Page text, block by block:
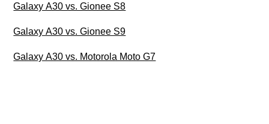
Galaxy A30 vs. Gionee S8
Galaxy A30 vs. Gionee S9
Galaxy A30 vs. Motorola Moto G7